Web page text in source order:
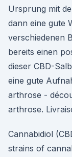
Ursprung mit
dann eine gute
verschiedenen
bereits einen
dieser CBD-
eine gute
arthrose -
arthrose.
Cannabidiol
strains of